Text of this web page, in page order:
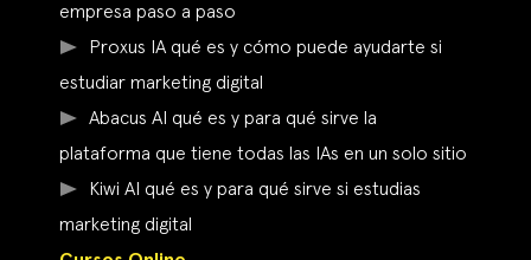
empresa paso a paso
Proxus IA qué es y cómo puede ayudarte si
estudiar marketing digital
Abacus AI qué es y para qué sirve la
plataforma que tiene todas las IAs en un solo sitio
Kiwi AI qué es y para qué sirve si estudias
marketing digital